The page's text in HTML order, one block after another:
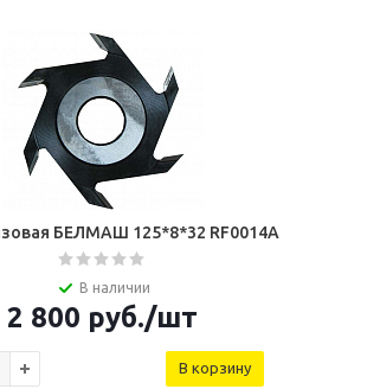
Фреза пазовая БЕЛМАШ 125*8*32 RF0014A
В наличии
2 800 руб./шт
В корзину